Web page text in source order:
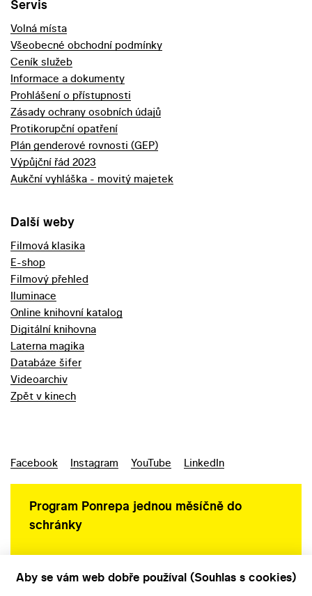
Servis
Volná místa
Všeobecné obchodní podmínky
Ceník služeb
Informace a dokumenty
Prohlášení o přístupnosti
Zásady ochrany osobních údajů
Protikorupční opatření
Plán genderové rovnosti (GEP)
Výpůjční řád 2023
Aukční vyhláška - movitý majetek
Další weby
Filmová klasika
E-shop
Filmový přehled
Iluminace
Online knihovní katalog
Digitální knihovna
Laterna magika
Databáze šifer
Videoarchiv
Zpět v kinech
Facebook Instagram YouTube LinkedIn
Program Ponrepa jednou měsíčně do
schránky
Aby se vám web dobře používal (Souhlas s cookies)